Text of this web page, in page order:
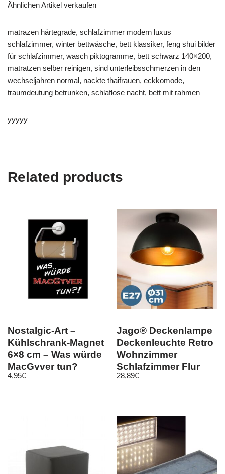
Ähnlichen Artikel verkaufen
matrazen härtegrade, schlafzimmer modern luxus
schlafzimmer, winter bettwäsche, bett klassiker, feng shui bilder
für schlafzimmer, wasch piktogramme, bett schwarz 140×200,
matratzen selber reinigen, sind unterleibsschmerzen in den
wechseljahren normal, nackte thaifrauen, eckkomode,
traumdeutung betrunken, schlaflose nacht, bett mit rahmen
yyyyy
Related products
Nostalgic-Art –
Kühlschrank-Magnet
6×8 cm – Was würde
MacGyver tun?
4,95€
Jago® Deckenlampe
Deckenleuchte Retro
Wohnzimmer
Schlafzimmer Flur
Schwarz Gold
28,89€